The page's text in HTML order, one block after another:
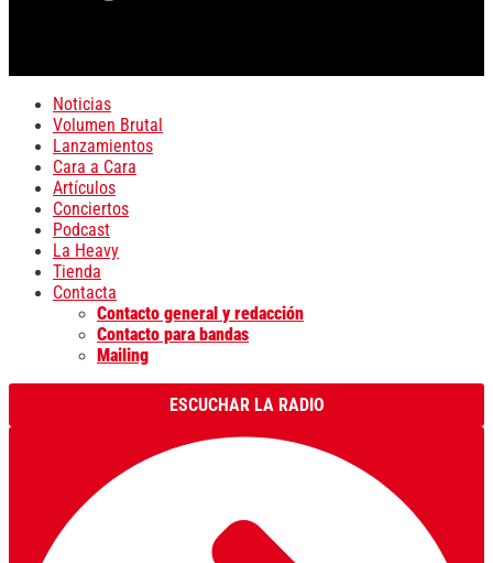
Noticias
Volumen Brutal
Lanzamientos
Cara a Cara
Artículos
Conciertos
Podcast
La Heavy
Tienda
Contacta
Contacto general y redacción
Contacto para bandas
Mailing
ESCUCHAR LA RADIO